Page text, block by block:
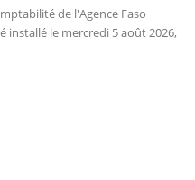
de l'Agence Faso
installé le mercredi 5 août 2026,